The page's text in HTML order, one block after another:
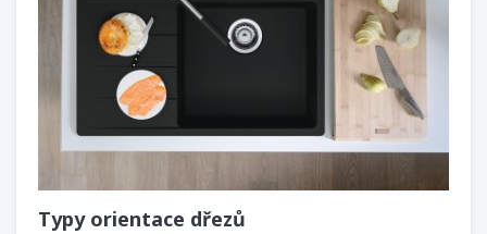
Typy orientace dřezů